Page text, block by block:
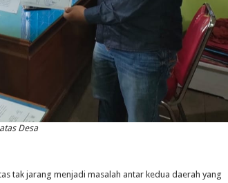
Desa
tak jarang menjadi masalah antar kedua daerah yang